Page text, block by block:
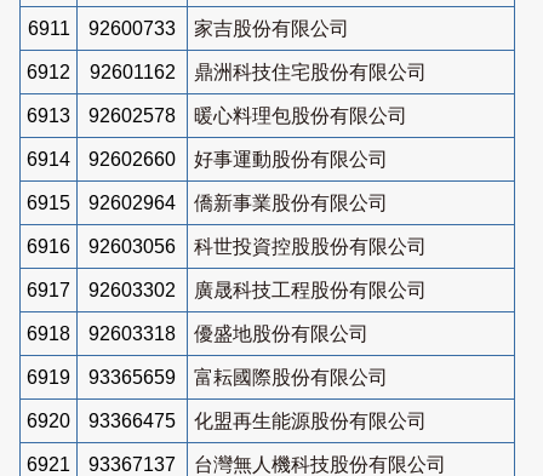
6911 92600733 家吉股份有限公司
6912 92601162 鼎洲科技住宅股份有限公司
6913 92602578 暖心料理包股份有限公司
6914 92602660 好事運動股份有限公司
6915 92602964 僑新事業股份有限公司
6916 92603056 科世投資控股股份有限公司
6917 92603302 廣晟科技工程股份有限公司
6918 92603318 優盛地股份有限公司
6919 93365659 富耘國際股份有限公司
6920 93366475 化盟再生能源股份有限公司
6921 93367137 台灣無人機科技股份有限公司